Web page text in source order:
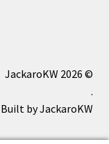
© JackaroKW 2026
.